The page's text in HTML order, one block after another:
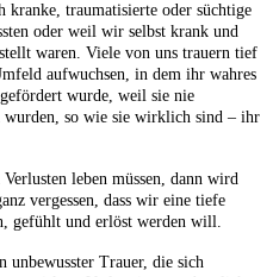
kranke, traumatisierte oder süchtige
oder weil wir selbst krank und
waren. Viele von uns trauern tief
aufwuchsen, in dem ihr wahres
wurde, weil sie nie
wurden, so wie sie wirklich sind – ihr
leben müssen, dann wird
vergessen, dass wir eine tiefe
gefühlt und erlöst werden will.
unbewusster Trauer, die sich